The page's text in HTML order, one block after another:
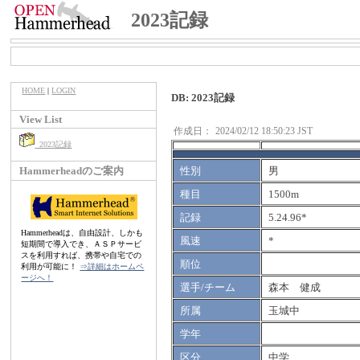
2023記録
HOME |LOGIN
View List
2023記録
Hammerheadのご案内
Hammerheadは、自由設計、しかも
短期間で導入でき、ＡＳＰサービ
スを利用すれば、携帯や自宅での
利用が可能に！ ⇒詳細はホームペ
ージへ！
DB: 2023記録
作成日： 2024/02/12 18:50:23 JST
性別
男
種目
1500m
記録
5.24.96*
風速
*
順位
選手/チーム
森本 健成
所属
玉城中
学年
区分
中学